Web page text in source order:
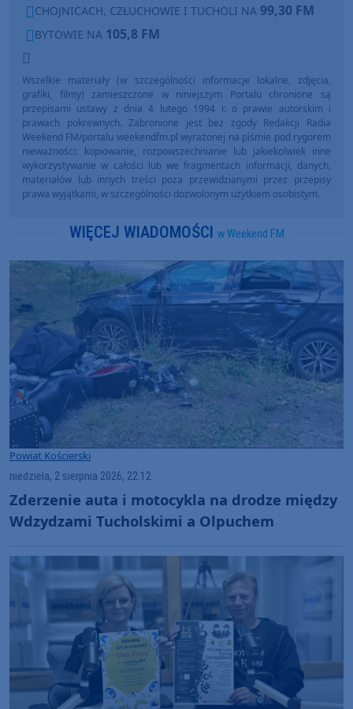
CHOJNICACH, CZŁUCHOWIE I TUCHOLI NA 99,30 FM
BYTOWIE NA 105,8 FM
Wszelkie materiały (w szczególności informacje lokalne, zdjęcia,
grafiki, filmy) zamieszczone w niniejszym Portalu chronione są
przepisami ustawy z dnia 4 lutego 1994 r. o prawie autorskim i
prawach pokrewnych. Zabronione jest bez zgody Redakcji Radia
Weekend FM/portalu weekendfm.pl wyrażonej na piśmie pod rygorem
nieważności: kopiowanie, rozpowszechnianie lub jakiekolwiek inne
wykorzystywanie w całości lub we fragmentach informacji, danych,
materiałów lub innych treści poza przewidzianymi przez przepisy
prawa wyjątkami, w szczególności dozwolonym użytkiem osobistym.
WIĘCEJ WIADOMOŚCI w Weekend FM
Powiat Kościerski
niedziela, 2 sierpnia 2026, 22:12
Zderzenie auta i motocykla na drodze między
Wdzydzami Tucholskimi a Olpuchem